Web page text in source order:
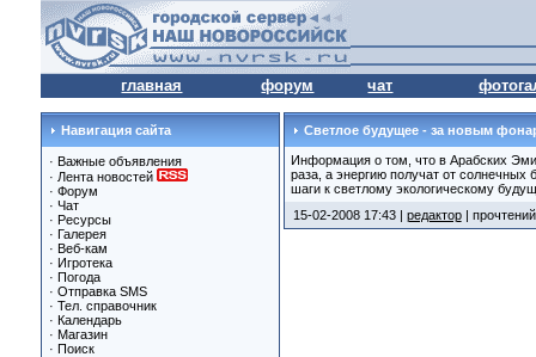
главная форум чат
Навигация сайта
· Важные объявления
· Лента новостей
· Форум
· Чат
· Ресурсы
· Галерея
· Веб-кам
· Игротека
· Погода
· Отправка SMS
· Тел. справочник
· Календарь
· Магазин
· Поиск
Светлое будущее - за новым
Информация о том, что в Арабских
раза, а энергию получат от
шаги к светлому экологическому
15-02-2008 17:43 | редактор|